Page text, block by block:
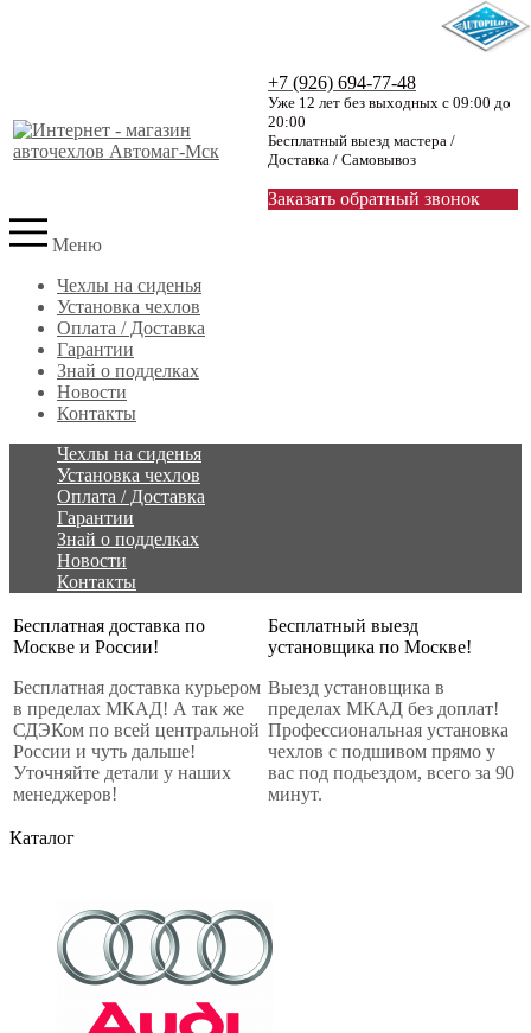
+7 (926) 694-77-48
Уже 12 лет без выходных с 09:00 до
20:00
Бесплатный выезд мастера /
Доставка / Самовывоз
Заказать обратный звонок
Меню
Чехлы на сиденья
Установка чехлов
Оплата / Доставка
Гарантии
Знай о подделках
Новости
Контакты
Чехлы на сиденья
Установка чехлов
Оплата / Доставка
Гарантии
Знай о подделках
Новости
Контакты
Бесплатная доставка по
Москве и России!
Бесплатная доставка курьером
в пределах МКАД! А так же
СДЭКом по всей центральной
России и чуть дальше!
Уточняйте детали у наших
менеджеров!
Бесплатный выезд
установщика по Москве!
Выезд установщика в
пределах МКАД без доплат!
Профессиональная установка
чехлов с подшивом прямо у
вас под подьездом, всего за 90
минут.
Каталог